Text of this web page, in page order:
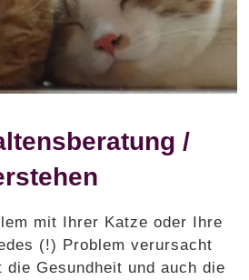
/
mit Ihrer Katze oder Ihre
(!) Problem verursacht
Gesundheit und auch die